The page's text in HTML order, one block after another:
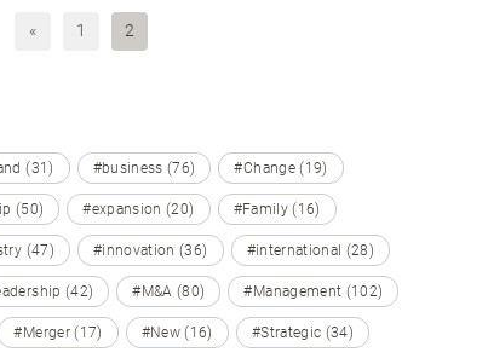
« 1 2
(31) #business (76) #Change (19)
(50) #expansion (20) #Family (16)
(47) #innovation (36) #international (28)
(42) #M&A (80) #Management (102)
#Merger (17) #New (16) #Strategic (34)